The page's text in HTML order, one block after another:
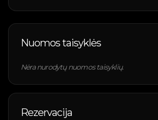
Nuomos taisyklės
Nėra nurodytų nuomos taisyklių.
Rezervacija